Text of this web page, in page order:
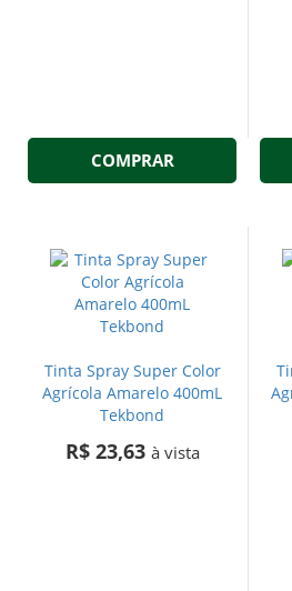
COMPRAR
Tinta Spray Super Color
Agrícola Amarelo 400mL
Tekbond
R$ 23,63 à vista